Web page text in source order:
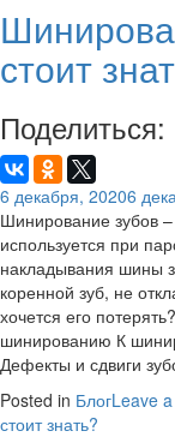
стоит
Поделиться:
6 декабря, 20206
Шинирование зубов
используется при
накладывания шины
коренной зуб, не
хочется его
шинированию К
Дефекты и сдвиги
Posted in БлогLeave
стоит знать?